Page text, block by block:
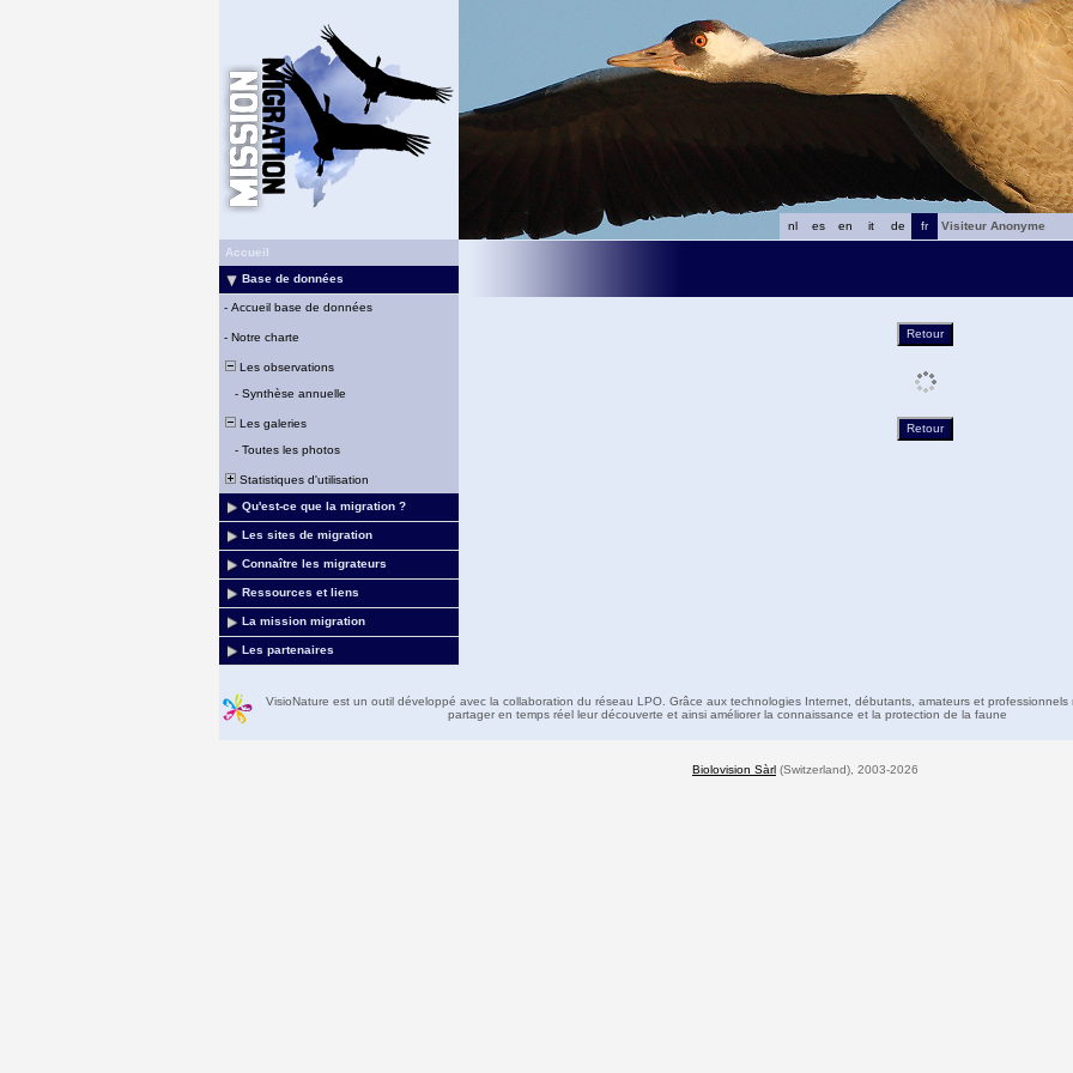
fr
de
it
en
es
nl
Visiteur Anonyme
Accueil
Base de données
- Accueil base de données
- Notre charte
Les observations
- Synthèse annuelle
Les galeries
- Toutes les photos
Statistiques d'utilisation
Qu'est-ce que la migration ?
Les sites de migration
Connaître les migrateurs
Ressources et liens
La mission migration
Les partenaires
VisioNature est un outil développé avec la collaboration du réseau LPO. Grâce aux technologies Internet, débutants, amateurs et professionnels
partager en temps réel leur découverte et ainsi améliorer la connaissance et la protection de la faune
Biolovision Sàrl (Switzerland), 2003-2026